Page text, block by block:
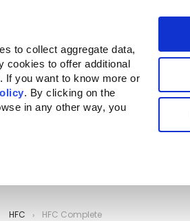
to collect aggregate data,
cookies to offer additional
If you want to know more or
. By clicking on the
in any other way, you
La marque Où acheter
HFC HFC Complete